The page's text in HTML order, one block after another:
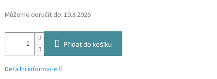
Můžeme doručit do: 10.8.2026
Přidat do košíku
Detailní informace